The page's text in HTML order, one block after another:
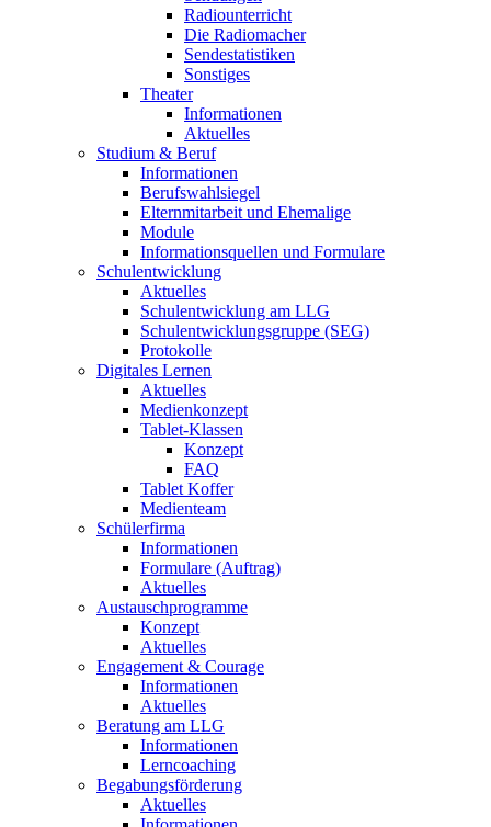
Radiounterricht
Die Radiomacher
Sendestatistiken
Sonstiges
Theater
Informationen
Aktuelles
Studium & Beruf
Informationen
Berufswahlsiegel
Elternmitarbeit und Ehemalige
Module
Informationsquellen und Formulare
Schulentwicklung
Aktuelles
Schulentwicklung am LLG
Schulentwicklungsgruppe (SEG)
Protokolle
Digitales Lernen
Aktuelles
Medienkonzept
Tablet-Klassen
Konzept
FAQ
Tablet Koffer
Medienteam
Schülerfirma
Informationen
Formulare (Auftrag)
Aktuelles
Austauschprogramme
Konzept
Aktuelles
Engagement & Courage
Informationen
Aktuelles
Beratung am LLG
Informationen
Lerncoaching
Begabungsförderung
Aktuelles